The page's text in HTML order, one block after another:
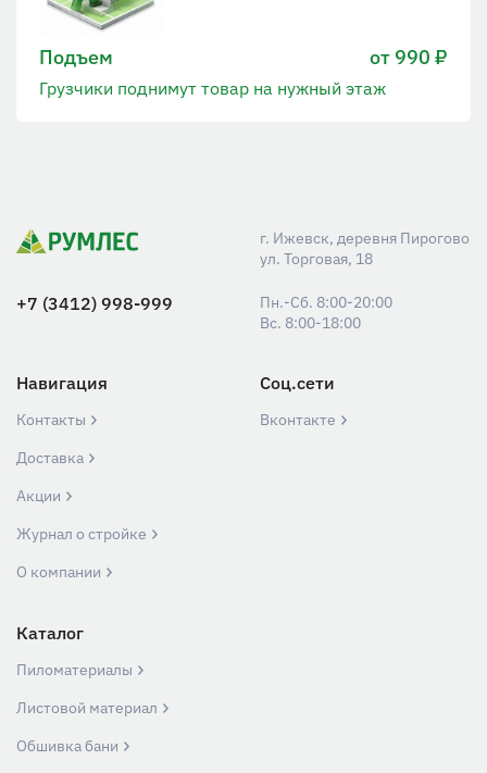
Подъем от 990 ₽
Грузчики поднимут товар на нужный этаж
г. Ижевск, деревня Пирогово
ул. Торговая, 18
+7 (3412) 998-999
Пн.-Сб. 8:00-20:00
Вс. 8:00-18:00
Навигация
Контакты
Доставка
Акции
Журнал о стройке
О компании
Соц.сети
Вконтакте
Каталог
Пиломатериалы
Листовой материал
Обшивка бани